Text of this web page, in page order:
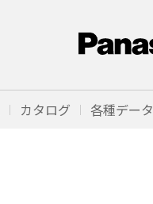
カタログ 各種データ